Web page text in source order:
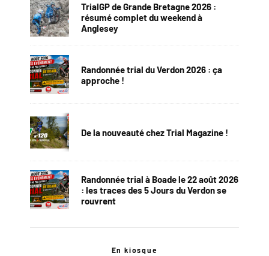
TrialGP de Grande Bretagne 2026 :
résumé complet du weekend à
Anglesey
Randonnée trial du Verdon 2026 : ça
approche !
De la nouveauté chez Trial Magazine !
Randonnée trial à Boade le 22 août 2026
: les traces des 5 Jours du Verdon se
rouvrent
En kiosque